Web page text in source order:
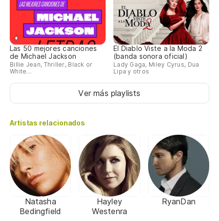
Las 50 mejores canciones
de Michael Jackson
Billie Jean, Thriller, Black or
White...
El Diablo Viste a la Moda 2
(banda sonora oficial)
Lady Gaga, Miley Cyrus, Dua
Lipa y otros
Ver más playlists
Artistas relacionados
Natasha
Bedingfield
Hayley
Westenra
RyanDan